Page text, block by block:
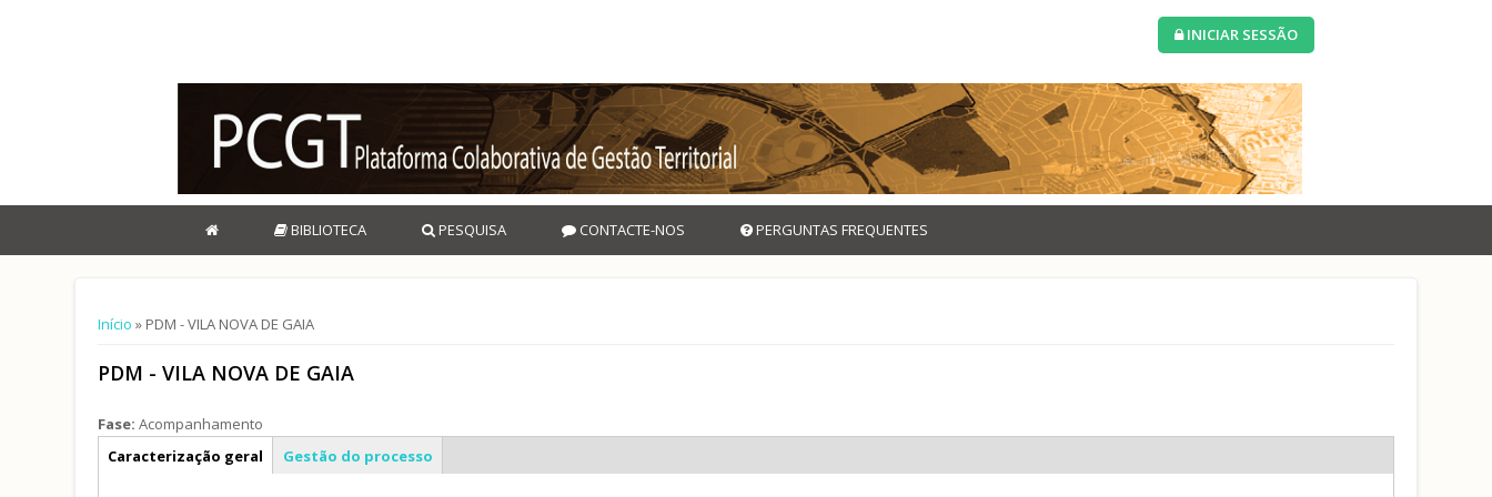
INICIAR SESSÃO
BIBLIOTECA PESQUISA CONTACTE-NOS PERGUNTAS FREQUENTES
Está aqui
Início » PDM - VILA NOVA DE GAIA
PDM - VILA NOVA DE GAIA
Fase:Acompanhamento
Info geral
Caracterização geral Gestão do processo